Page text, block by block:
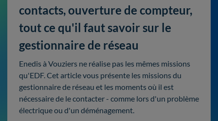
contacts, ouverture de compteur,
tout ce qu'il faut savoir sur le
gestionnaire de réseau
Enedis à Vouziers ne réalise pas les mêmes missions
qu'EDF. Cet article vous présente les missions du
gestionnaire de réseau et les moments où il est
nécessaire de le contacter - comme lors d'un problème
électrique ou d'un déménagement.